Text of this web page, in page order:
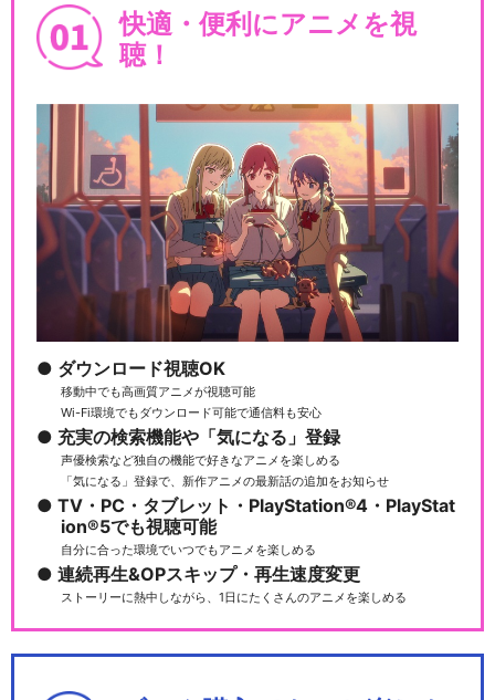
ズ15）
きかんしゃトーマス（シリー
ズ16）
きかんしゃトーマス（シリー
ズ17）
きかんしゃトーマス（シリー
ズ18）
ズ19）
快適・便利にアニメを視
聴！
ダウンロード視聴OK
移動中でも高画質アニメが視聴可能
Wi-Fi環境でもダウンロード可能で通信料も安心
充実の検索機能や「気になる」登録
声優検索など独自の機能で好きなアニメを楽しめる
「気になる」登録で、新作アニメの最新話の追加をお知らせ
TV・PC・タブレット・PlayStation®4・PlayStat
ion®5でも視聴可能
自分に合った環境でいつでもアニメを楽しめる
連続再生&OPスキップ・再生速度変更
ストーリーに熱中しながら、1日にたくさんのアニメを楽しめる